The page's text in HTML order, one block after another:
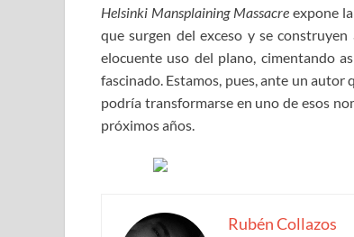
Helsinki Mansplaining Massacre expone
que surgen del exceso y se
elocuente uso del plano, cimentando
fascinado. Estamos, pues, ante un
podría transformarse en uno de esos
próximos años.
Rubén Collazos